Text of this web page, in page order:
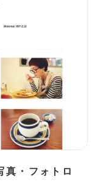
真・フォトロ